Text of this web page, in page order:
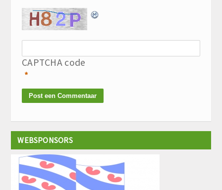
CAPTCHA code
*
WEBSPONSORS